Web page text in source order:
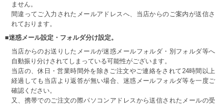
ません。
間違ってご入力されたメールアドレスへ、当店からのご案内が送信さ
れております。
■迷惑メール設定・フォルダ分け設定。
当店からのお送りしたメールが迷惑メールフォルダ・別フォルダ等へ
自動振り分けされてしまっている可能性がございます。
当店の、休日・営業時間外を除きご注文やご連絡をされて24時間以上
経過しても当店より返答が無い場合、迷惑メールフォルダ等を一度ご
確認ください。
又、携帯でのご注文の際パソコンアドレスから送信されたメールの受